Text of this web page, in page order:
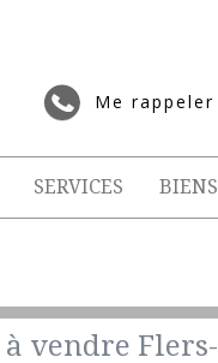
Me rappeler
SERVICES
vendre